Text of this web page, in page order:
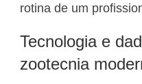
rotina de um
Tecnologia e
zootecnia